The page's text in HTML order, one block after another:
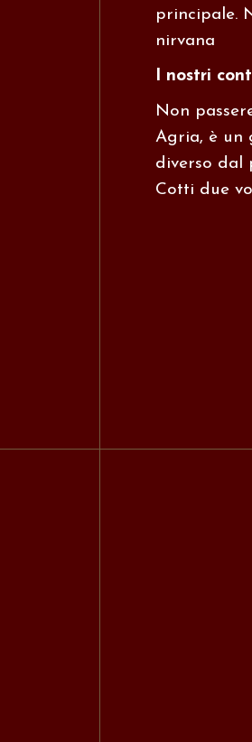
principale.
nirvana
I nostri
Non
Agria, è un
diverso dal
Cotti due